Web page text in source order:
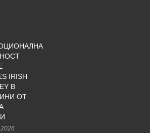
IRISH
В
ОТ